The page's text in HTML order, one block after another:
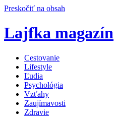
Preskočiť na obsah
Lajfka magazín
Cestovanie
Lifestyle
Ľudia
Psychológia
Vzťahy
Zaujímavosti
Zdravie